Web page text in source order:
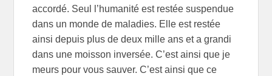
accordé. Seul l’humanité est restée suspendue
dans un monde de maladies. Elle est restée
ainsi depuis plus de deux mille ans et a grandi
dans une moisson inversée. C’est ainsi que je
meurs pour vous sauver. C’est ainsi que ce